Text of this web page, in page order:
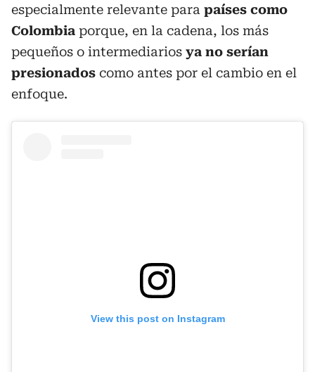
especialmente relevante para países como
Colombia porque, en la cadena, los más
pequeños o intermediarios ya no serían
presionados como antes por el cambio en el
enfoque.
View this post on Instagram